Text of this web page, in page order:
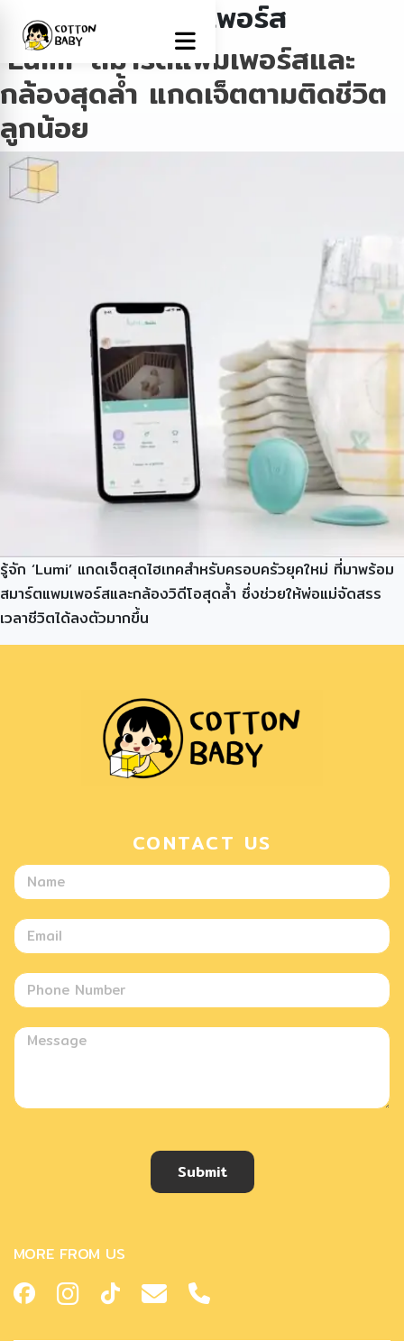
Tag:สมาร์ตแพมเพอร์ส
‘Lumi’ สมาร์ตแพมเพอร์สและ
กล้องสุดล้ำ แกดเจ็ตตามติดชีวิต
ลูกน้อย
รู้จัก ‘Lumi’ แกดเจ็ตสุดไฮเทคสำหรับครอบครัวยุคใหม่ ที่มาพร้อม
สมาร์ตแพมเพอร์สและกล้องวิดีโอสุดล้ำ ซึ่งช่วยให้พ่อแม่จัดสรร
เวลาชีวิตได้ลงตัวมากขึ้น
CONTACT US
Submit
MORE FROM US